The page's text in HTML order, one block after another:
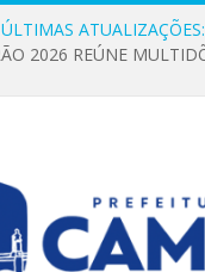
ÚLTIMAS ATUALIZAÇÕES: